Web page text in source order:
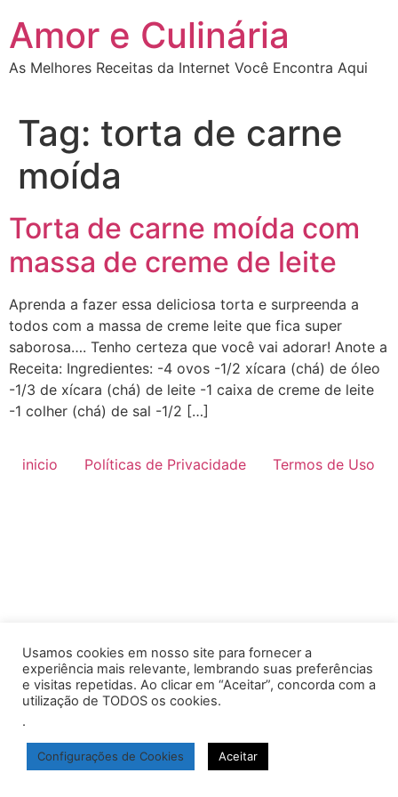
para
conteúdo
Amor e Culinária
As Melhores Receitas da Internet Você Encontra Aqui
Tag: torta de carne
moída
Torta de carne moída com
massa de creme de leite
Aprenda a fazer essa deliciosa torta e surpreenda a
todos com a massa de creme leite que fica super
saborosa…. Tenho certeza que você vai adorar! Anote a
Receita: Ingredientes: -4 ovos -1/2 xícara (chá) de óleo
-1/3 de xícara (chá) de leite -1 caixa de creme de leite
-1 colher (chá) de sal -1/2 […]
inicio Políticas de Privacidade Termos de Uso
Usamos cookies em nosso site para fornecer a
experiência mais relevante, lembrando suas preferências
e visitas repetidas. Ao clicar em “Aceitar”, concorda com a
utilização de TODOS os cookies.
.
Configurações de Cookies Aceitar